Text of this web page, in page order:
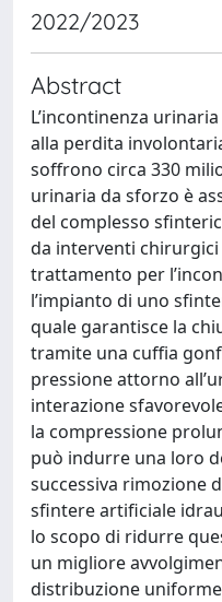
2022/2023
Abstract
L’incontinenza
alla perdita
soffrono circa 330
urinaria da sforzo è
del complesso
da interventi
trattamento per
l’impianto di uno
quale garantisce la
tramite una cuffia
pressione attorno
interazione
la compressione
può indurre una loro
successiva rimozione
sfintere artificiale
lo scopo di ridurre
un migliore
distribuzione